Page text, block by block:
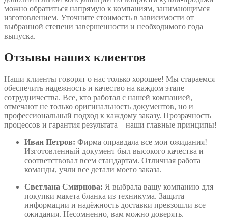
можно обратиться напрямую к компаниям, занимающимся
изготовлением. Уточните стоимость в зависимости от
выбранной степени завершенности и необходимого года
выпуска.
Отзывы наших клиентов
Наши клиенты говорят о нас только хорошее! Мы стараемся
обеспечить надежность и качество на каждом этапе
сотрудничества. Все, кто работал с нашей компанией,
отмечают не только оригинальность документов, но и
профессиональный подход к каждому заказу. Прозрачность
процессов и гарантия результата – наши главные принципы!
Иван Петров: Фирма оправдала все мои ожидания!
Изготовленный документ был высокого качества и
соответствовал всем стандартам. Отличная работа
команды, учли все детали моего заказа.
Светлана Смирнова: Я выбрала вашу компанию для
покупки макета бланка из техникума. Защита
информации и надёжность доставки превзошли все
ожидания. Несомненно, вам можно доверять.